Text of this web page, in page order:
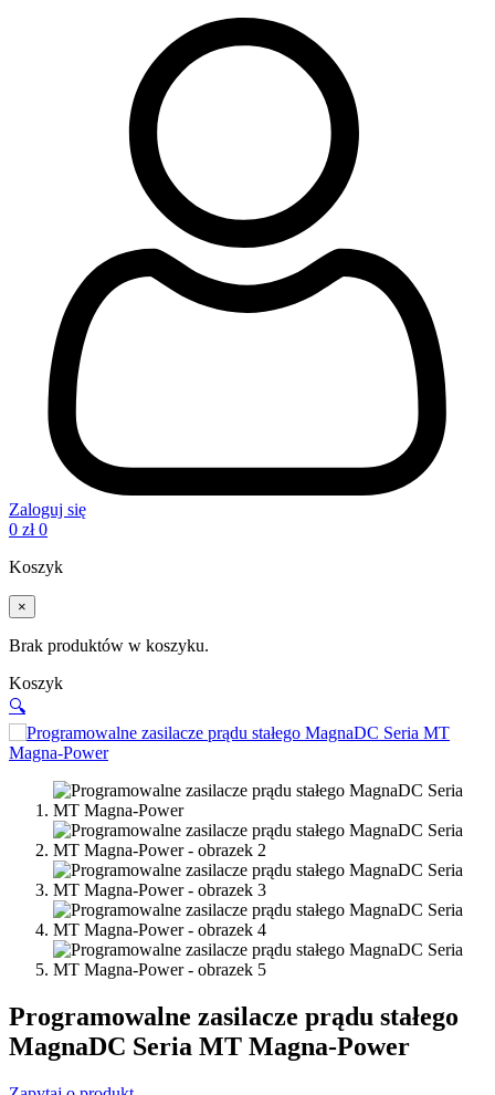
Zaloguj się
0 zł 0
Koszyk
×
Brak produktów w koszyku.
Koszyk
🔍
Programowalne zasilacze prądu stałego
MagnaDC Seria MT Magna-Power